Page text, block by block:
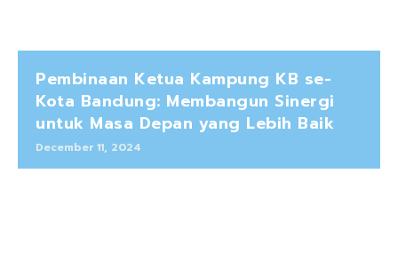
Pembinaan Ketua Kampung KB se-
Kota Bandung: Membangun Sinergi
untuk Masa Depan yang Lebih Baik
December 11, 2024